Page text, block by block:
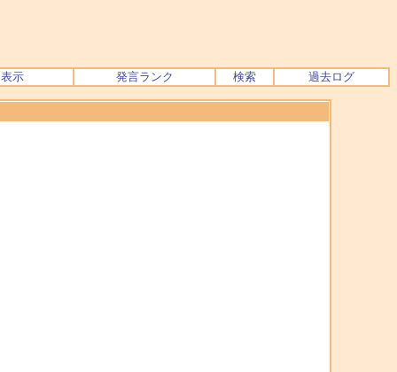
示 発言ランク 検索 過去ログ